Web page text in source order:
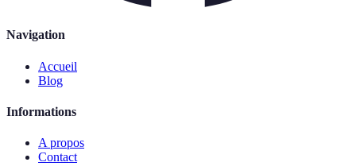
Navigation
Accueil
Blog
Informations
A propos
Contact